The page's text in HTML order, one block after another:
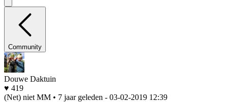
Community
Douwe Daktuin
♥ 419
(Net) niet MM • 7 jaar geleden - 03-02-2019 12:39